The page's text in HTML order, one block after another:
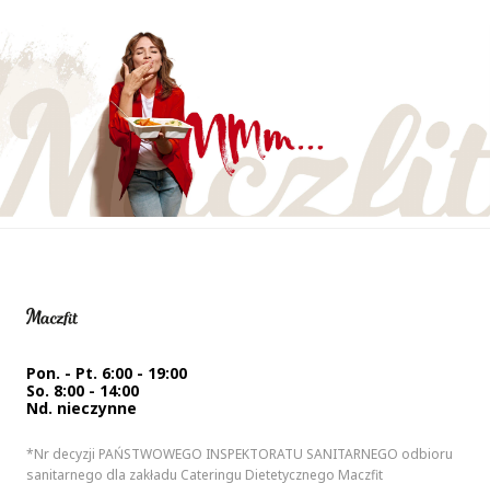
Pon. - Pt. 6:00 - 19:00
So. 8:00 - 14:00
Nd. nieczynne
*Nr decyzji PAŃSTWOWEGO INSPEKTORATU SANITARNEGO odbioru
sanitarnego dla zakładu Cateringu Dietetycznego Maczfit